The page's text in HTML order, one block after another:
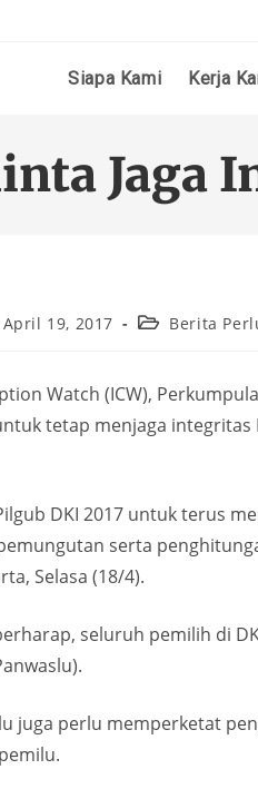
Siapa Kami Kerja
Jaga
April 19, 2017 Berita
Watch (ICW),
tetap menjaga
DKI 2017 untuk terus
serta
Selasa (18/4).
seluruh pemilih di
juga perlu memperketat